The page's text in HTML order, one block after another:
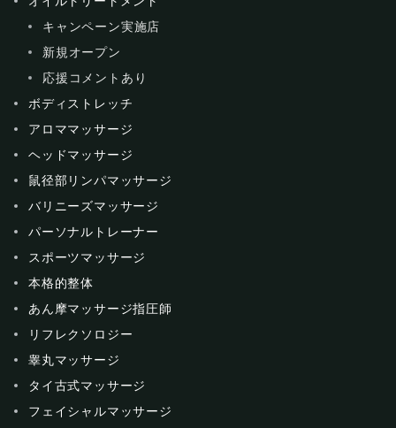
キャンペーン実施店
新規オープン
応援コメントあり
ボディストレッチ
アロママッサージ
ヘッドマッサージ
鼠径部リンパマッサージ
バリニーズマッサージ
パーソナルトレーナー
スポーツマッサージ
本格的整体
あん摩マッサージ指圧師
リフレクソロジー
睾丸マッサージ
タイ古式マッサージ
フェイシャルマッサージ